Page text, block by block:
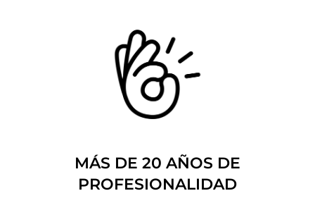
MÁS DE 20 AÑOS DE
PROFESIONALIDAD